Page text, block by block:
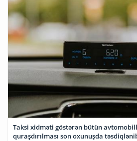
Taksi xidməti göstərən bütün
quraşdırılması son oxunuşda